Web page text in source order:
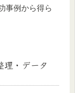
事例から得ら
理・データ